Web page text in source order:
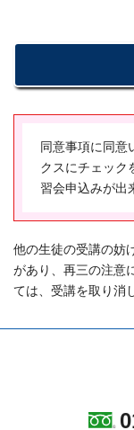
過するまでは、
とし、甲は損害
とはありません
取りに要する費
還を受けること
(中途解約)
害の賠償を請
一 役務提供開
し、契約者は
ことはありませ
７．中途解約に
クーリング・
務提供等契約
前受金をいた
を超えない範囲
Ａ．契約の解除
料として550 円
Ｂ．契約の解
ｂ 当該特定継
目的のために利
①お客様に対す
②学習全般、安
株式会社学究社
い、厳重な管理
正アクセスや個
に努めます。
(4) 個人情報の
(5) 個人情報の
同意事項に同意
クスにチェック
習会申込みが出
他の生徒の受講の妨
があり、再三の注意
ては、受講を取り消